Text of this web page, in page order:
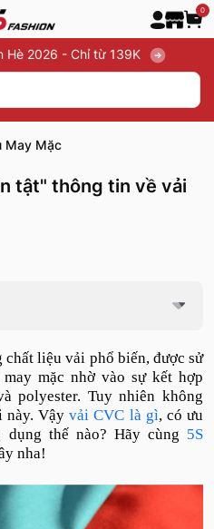
0
Hè 2026 - Chỉ từ 139K
May Mặc
tật" thông tin về vải
liệu vải phổ biến, được sử
mặc nhờ vào sự kết hợp
polyester. Tuy nhiên không
này. Vậyvải CVC là gì, có ưu
thế nào? Hãy cùng 5S
nha!